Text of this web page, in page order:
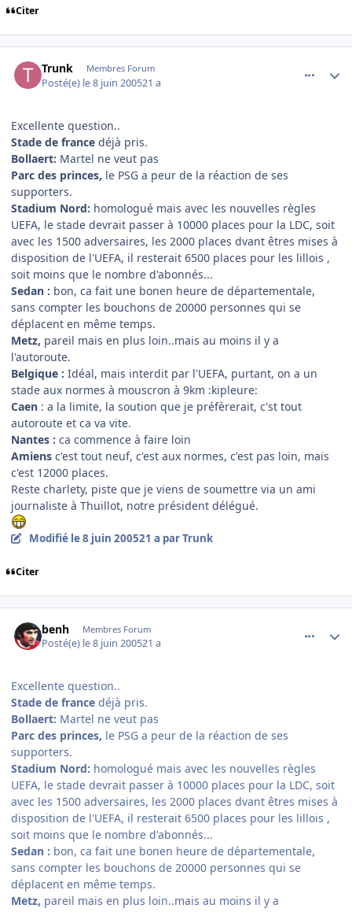
Citer
Trunk Membres Forum
Posté(e) le 8 juin 200521 a
Excellente question..
Stade de france déjà pris.
Bollaert: Martel ne veut pas
Parc des princes, le PSG a peur de la réaction de ses
supporters.
Stadium Nord: homologué mais avec les nouvelles règles
UEFA, le stade devrait passer à 10000 places pour la LDC, soit
avec les 1500 adversaires, les 2000 places dvant êtres mises à
disposition de l'UEFA, il resterait 6500 places pour les lillois ,
soit moins que le nombre d'abonnés...
Sedan : bon, ca fait une bonen heure de départementale,
sans compter les bouchons de 20000 personnes qui se
déplacent en même temps.
Metz, pareil mais en plus loin..mais au moins il y a
l'autoroute.
Belgique : Idéal, mais interdit par l'UEFA, purtant, on a un
stade aux normes à mouscron à 9km :kipleure:
Caen : a la limite, la soution que je préfèrerait, c'st tout
autoroute et ca va vite.
Nantes : ca commence à faire loin
Amiens c'est tout neuf, c'est aux normes, c'est pas loin, mais
c'est 12000 places.
Reste charlety, piste que je viens de soumettre via un ami
journaliste à Thuillot, notre président délégué.
Modifié le 8 juin 200521 a par Trunk
Citer
benh Membres Forum
Posté(e) le 8 juin 200521 a
Excellente question..
Stade de france déjà pris.
Bollaert: Martel ne veut pas
Parc des princes, le PSG a peur de la réaction de ses
supporters.
Stadium Nord: homologué mais avec les nouvelles règles
UEFA, le stade devrait passer à 10000 places pour la LDC, soit
avec les 1500 adversaires, les 2000 places dvant êtres mises à
disposition de l'UEFA, il resterait 6500 places pour les lillois ,
soit moins que le nombre d'abonnés...
Sedan : bon, ca fait une bonen heure de départementale,
sans compter les bouchons de 20000 personnes qui se
déplacent en même temps.
Metz, pareil mais en plus loin..mais au moins il y a